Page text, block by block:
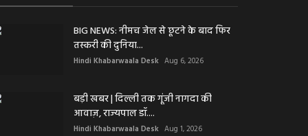
BIG NEWS: नीमच जेल से छूटने के बाद फिर
तस्करी की दुनिया...
Hindi Khabarwaala Desk Aug 6, 2026
बड़ी खबर | दिल्ली तक गूंजी नागदा की
आवाज़, राज्यपाल डॉ....
Hindi Khabarwaala Desk Aug 1, 2026